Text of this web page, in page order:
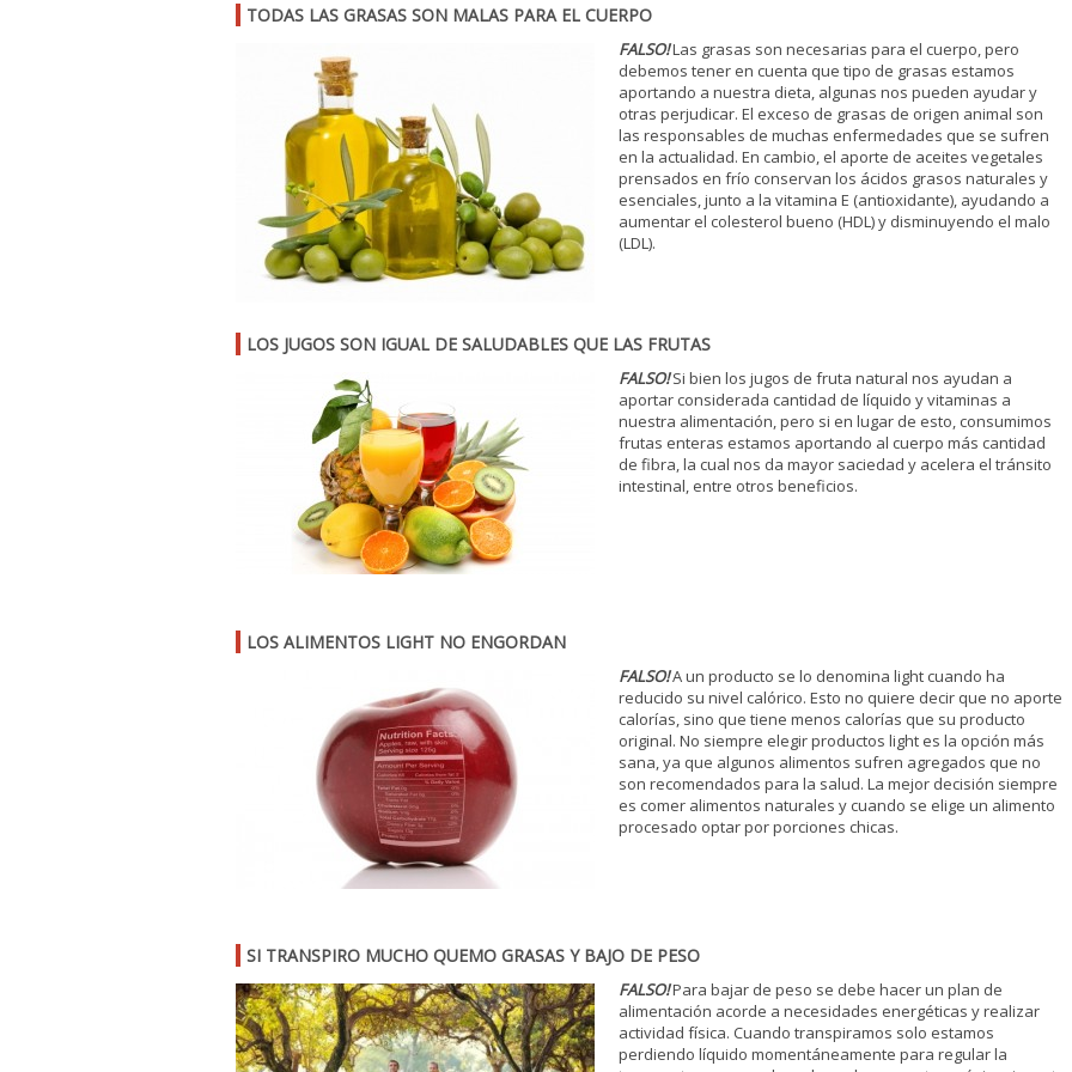
TODAS LAS GRASAS SON MALAS PARA EL CUERPO
FALSO!Las grasas son necesarias para el cuerpo, pero
debemos tener en cuenta que tipo de grasas estamos
aportando a nuestra dieta, algunas nos pueden ayudar y
otras perjudicar. El exceso de grasas de origen animal son
las responsables de muchas enfermedades que se sufren
en la actualidad. En cambio, el aporte de aceites vegetales
prensados en frío conservan los ácidos grasos naturales y
esenciales, junto a la vitamina E (antioxidante), ayudando a
aumentar el colesterol bueno (HDL) y disminuyendo el malo
(LDL).
LOS JUGOS SON IGUAL DE SALUDABLES QUE LAS FRUTAS
FALSO!Si bien los jugos de fruta natural nos ayudan a
aportar considerada cantidad de líquido y vitaminas a
nuestra alimentación, pero si en lugar de esto, consumimos
frutas enteras estamos aportando al cuerpo más cantidad
de fibra, la cual nos da mayor saciedad y acelera el tránsito
intestinal, entre otros beneficios.
LOS ALIMENTOS LIGHT NO ENGORDAN
FALSO!A un producto se lo denomina light cuando ha
reducido su nivel calórico. Esto no quiere decir que no aporte
calorías, sino que tiene menos calorías que su producto
original. No siempre elegir productos light es la opción más
sana, ya que algunos alimentos sufren agregados que no
son recomendados para la salud. La mejor decisión siempre
es comer alimentos naturales y cuando se elige un alimento
procesado optar por porciones chicas.
SI TRANSPIRO MUCHO QUEMO GRASAS Y BAJO DE PESO
FALSO!Para bajar de peso se debe hacer un plan de
alimentación acorde a necesidades energéticas y realizar
actividad física. Cuando transpiramos solo estamos
perdiendo líquido momentáneamente para regular la